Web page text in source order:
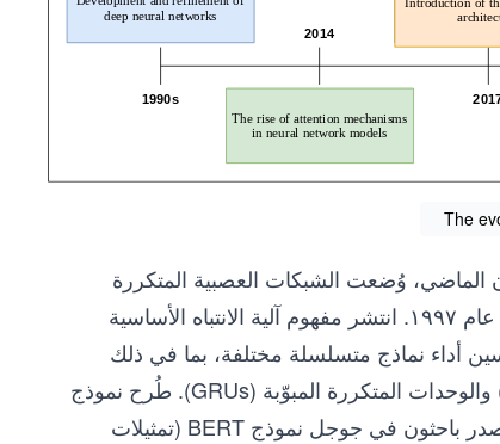
The
الماضي، وُضعت الشبكات العصبية المتكررة
(RNNs). وبعد عامين، طُرحت شبكات الذاكرة طويلة المدى (LSTMs) عام ١٩٩٧. انتشر مفهوم آلية الانتباه الأساسية
حوالي عام ٢٠١٤، وساهم في تحسين أداء نماذج متسلسلة مختلفة، بما في ذلك
الشبكات العصبية المتكررة (RNNs) والشبكات طويلة المدى (LSTMs) والوحدات المتكررة المبوّبة (GRUs). طُرح نموذج
المحول في ورقة بحثية بعنوان "الانتباه هو كل ما تحتاجه" عام ٢٠١٧. أصدر باحثون في جوجل نموذج BERT (تمثيلات